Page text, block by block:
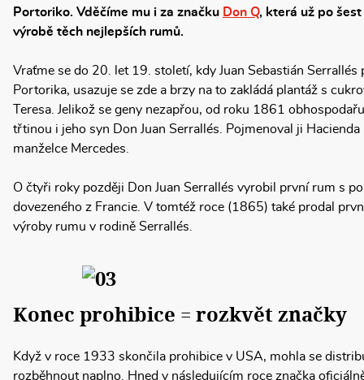
Portoriko. Vděčíme mu i za značku Don Q, která už po
výrobě těch nejlepších rumů.
Vraťme se do 20. let 19. století, kdy Juan Sebastián Serrallés
Portorika, usazuje se zde a brzy na to zakládá plantáž s
Teresa. Jelikož se geny nezapřou, od roku 1861
třtinou i jeho syn Don Juan Serrallés. Pojmenoval ji Hacienda
manželce Mercedes.
O čtyři roky později Don Juan Serrallés vyrobil první rum s
dovezeného z Francie. V tomtéž roce (1865) také prodal
výroby rumu v rodině Serrallés.
Konec prohibice = rozkvět značky
Když v roce 1933 skončila prohibice v USA, mohla se
rozběhnout naplno. Hned v následujícím roce značka